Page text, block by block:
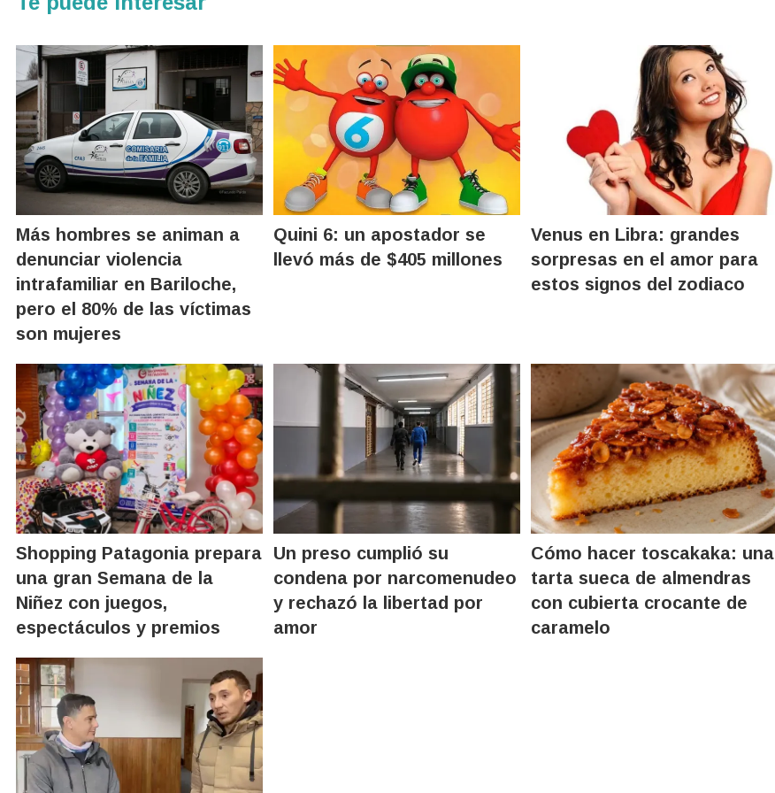
Más hombres se animan a
denunciar violencia
intrafamiliar en Bariloche,
pero el 80% de las víctimas
son mujeres
Quini 6: un apostador se
llevó más de $405 millones
Venus en Libra: grandes
sorpresas en el amor para
estos signos del zodiaco
Shopping Patagonia prepara
una gran Semana de la
Niñez con juegos,
espectáculos y premios
Un preso cumplió su
condena por narcomenudeo
y rechazó la libertad por
amor
Cómo hacer toscakaka: una
tarta sueca de almendras
con cubierta crocante de
caramelo